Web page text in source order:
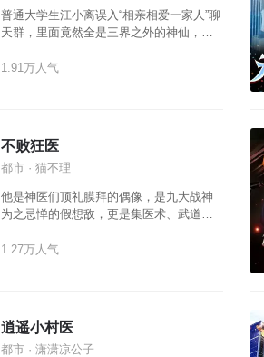
普通大学生江小离误入“相亲相爱一家人”聊
天群，里面竟然全是三界之外的神仙，不
生活从此大转弯。 牛头管我叫大哥，马面
1.91万人气
不败狂医
都市 · 猫不理
他是神医们顶礼膜拜的偶像，是九大战神
为之忌惮的假想敌，更是集医术、武道、
那一刻，整个世界，都将因他的到来而颤
1.27万人气
逍遥小村医
都市 · 潇潇凉公子